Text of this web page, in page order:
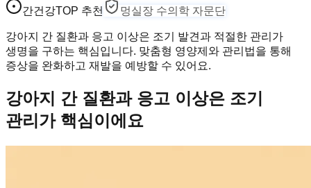
간건강TOP 추천 멍실장 수의학 자문단
강아지 간 질환과 응고 이상은 조기 발견과 적절한 관리가
생명을 구하는 핵심입니다. 맞춤형 영양제와 관리법을 통해
증상을 완화하고 재발을 예방할 수 있어요.
강아지 간 질환과 응고 이상은 조기
관리가 핵심이에요